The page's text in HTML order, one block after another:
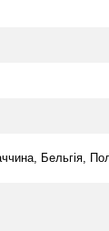
Бельгія,